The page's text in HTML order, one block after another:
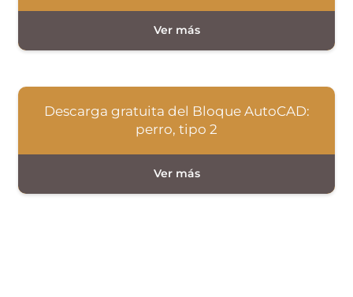
Descarga gratuita del Bloque AutoCAD:
perro, tipo 2